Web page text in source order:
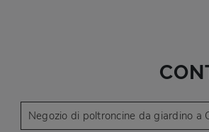
Negozio di poltroncine da giardino a